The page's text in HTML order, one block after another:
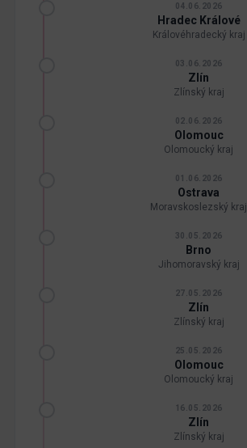
04.06.2026
Hradec Králové
Královéhradecký kraj
03.06.2026
Zlín
Zlínský kraj
02.06.2026
Olomouc
Olomoucký kraj
01.06.2026
Ostrava
Moravskoslezský kraj
30.05.2026
Brno
Jihomoravský kraj
27.05.2026
Zlín
Zlínský kraj
25.05.2026
Olomouc
Olomoucký kraj
16.05.2026
Zlín
Zlínský kraj